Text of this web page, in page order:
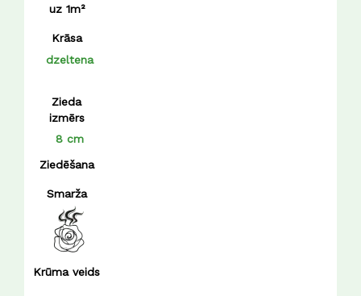
uz 1m²
Krāsa
dzeltena
Zieda
izmērs
8 cm
Ziedēšana
Smarža
Krūma veids